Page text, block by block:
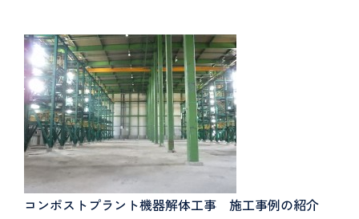
コンポストプラント機器解体工事 施工事例の紹介